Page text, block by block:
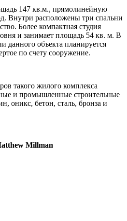
147 кв.м., прямолинейную
Внутри расположены три спальни
Более компактная студия
и занимает площадь 54 кв. м. В
данного объекта планируется
по счету сооружение.
такого жилого комплекса
и промышленные строительные
оникс, бетон, сталь, бронза и
Millman